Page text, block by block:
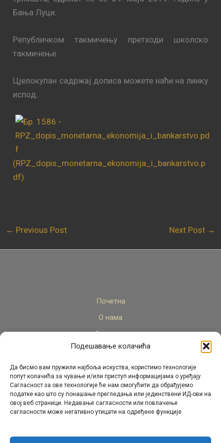
Подешавање колачића
Да бисмо вам пружили најбоља искуства, користимо технологије
попут колачића за чување и/или приступ информацијама о уређају.
Сагласност за ове технологије ће нам омогућити да обрађујемо
податке као што су понашање прегледања или јединствени ИД-ови на
овој веб страници. Недавање сагласности или повлачење
сагласности може негативно утицати на одређене функције.
Бања Луци.
Републичком такмичењу претходи школско
такмичење.
Цјелокупан садржај дописа можете наћи на линку
испод.
(RPZ_dopis_monetarna_ekonomija_i_bankarstvo.p
df)
← Previous Post Next Post →
Почетна
О нама
Актуелно
Стручни кадар
Пројекти
Архива
Контакт